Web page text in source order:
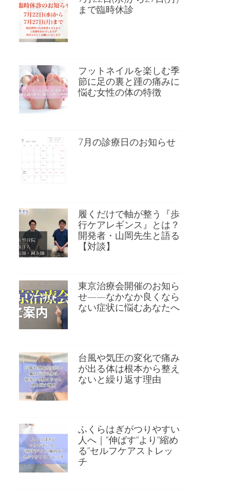
まで臨時休診
フットネイルを楽しむ季
節に足の裏と踵の痛みに
悩む女性の体の特徴
7月の診療日のお知らせ
履くだけで軸が整う『歩
行ケアレギンス』とは？
開発者・山岡先生と語る
【対談】
東京治療会開催のお知ら
せ——なかなか良くなら
ない症状に悩むあなたへ
台風や気圧の変化で痛み
が出る体は根本から整え
ないと繰り返す理由
ふくらはぎがつりやすい
人へ｜”伸ばす”より”縮め
る”セルフケアストレッ
チ